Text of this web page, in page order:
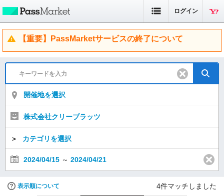
ログイン
【重要】PassMarketサービスの終了について
開催地を選択
株式会社クリーブラッツ
＞ カテゴリを選択
2024/04/15 ～ 2024/04/21
表示順について 4件マッチしました